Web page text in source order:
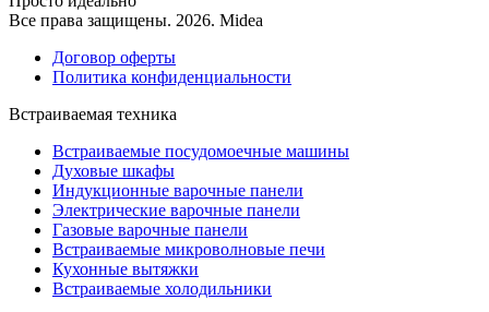
Все права защищены. 2026. Midea
Договор оферты
Политика конфиденциальности
Встраиваемая техника
Встраиваемые посудомоечные машины
Духовые шкафы
Индукционные варочные панели
Электрические варочные панели
Газовые варочные панели
Встраиваемые микроволновые печи
Кухонные вытяжки
Встраиваемые холодильники